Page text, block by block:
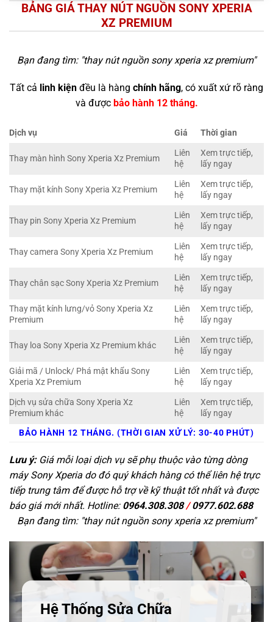
BẢNG GIÁ THAY NÚT NGUỒN SONY XPERIA
XZ PREMIUM
Bạn đang tìm: "thay nút nguồn sony xperia xz premium"
Tất cả linh kiện đều là hàng chính hãng, có xuất xứ rõ ràng
và được bảo hành 12 tháng.
Dịch vụ Giá Thời gian
Thay màn hình Sony Xperia Xz Premium
Liên
hệ
Xem trực tiếp,
lấy ngay
Thay mặt kính Sony Xperia Xz Premium
Liên
hệ
Xem trực tiếp,
lấy ngay
Thay pin Sony Xperia Xz Premium
Liên
hệ
Xem trực tiếp,
lấy ngay
Thay camera Sony Xperia Xz Premium
Liên
hệ
Xem trực tiếp,
lấy ngay
Thay chân sạc Sony Xperia Xz Premium
Liên
hệ
Xem trực tiếp,
lấy ngay
Thay mặt kính lưng/vỏ Sony Xperia Xz
Premium
Liên
hệ
Xem trực tiếp,
lấy ngay
Thay loa Sony Xperia Xz Premium khác
Liên
hệ
Xem trực tiếp,
lấy ngay
Giải mã / Unlock/ Phá mật khẩu Sony
Xperia Xz Premium
Liên
hệ
Xem trực tiếp,
lấy ngay
Dịch vụ sửa chữa Sony Xperia Xz
Premium khác
Liên
hệ
Xem trực tiếp,
lấy ngay
BẢO HÀNH 12 THÁNG. (THỜI GIAN XỬ LÝ: 30-40 PHÚT)
Lưu ý:Giá mỗi loại dịch vụ sẽ phụ thuộc vào từng dòng
máy Sony Xperia do đó quý khách hàng có thể liên hệ trực
tiếp trung tâm để được hỗ trợ về kỹ thuật tốt nhất và được
báo giá mới nhất. Hotline: 0964.308.308/0977.602.688
Bạn đang tìm: "thay nút nguồn sony xperia xz premium"
Hệ Thống Sửa Chữa